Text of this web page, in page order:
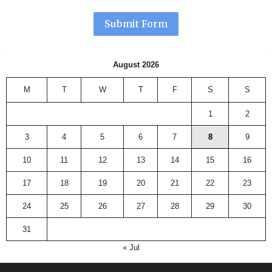
Submit Form
August 2026
M T W T F S S
1 2
3 4 5 6 7 8 9
10 11 12 13 14 15 16
17 18 19 20 21 22 23
24 25 26 27 28 29 30
31
« Jul